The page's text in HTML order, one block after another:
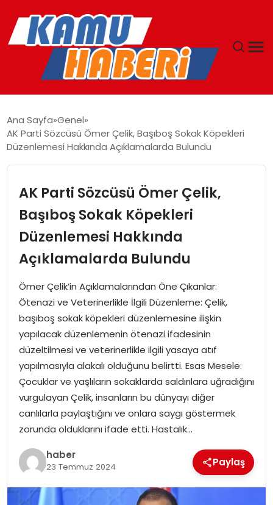
YAŞAM
EKONOMI
SPOR
TEKNOLOJI
EĞITIM
GENEL
Ana Sayfa Genel
AK Parti Sözcüsü Ömer Çelik, Başıboş Sokak Köpekleri
Düzenlemesi Hakkında Açıklamalarda Bulundu
AK Parti Sözcüsü Ömer Çelik,
Başıboş Sokak Köpekleri
Düzenlemesi Hakkında
Açıklamalarda Bulundu
Ömer Çelik’in Açıklamalarından Öne Çıkanlar:
Ötenazi ve Veterinerlikle İlgili Düzenleme: Çelik,
başıboş sokak köpekleri düzenlemesine ilişkin
yapılacak düzenlemenin ötenazi ifadesinin
düzeltilmesi ve veterinerlikle ilgili yasaya atıf
yapılmasıyla alakalı olduğunu belirtti. Esas Mesele:
Çocuklar ve yaşlıların sokaklarda saldırılara uğradığını
vurgulayan Çelik, insanların bu dünyayı diğer
canlılarla paylaştığını ve onlara saygı göstermek
zorunda olduklarını ifade etti. Hastalık…
haber
23 Temmuz 2024 Paylaş